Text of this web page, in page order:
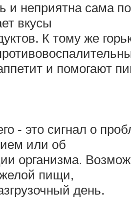
и неприятна сама
вкусы
К тому же
и помогают
- это сигнал о
или об
организма.
пищи,
день.